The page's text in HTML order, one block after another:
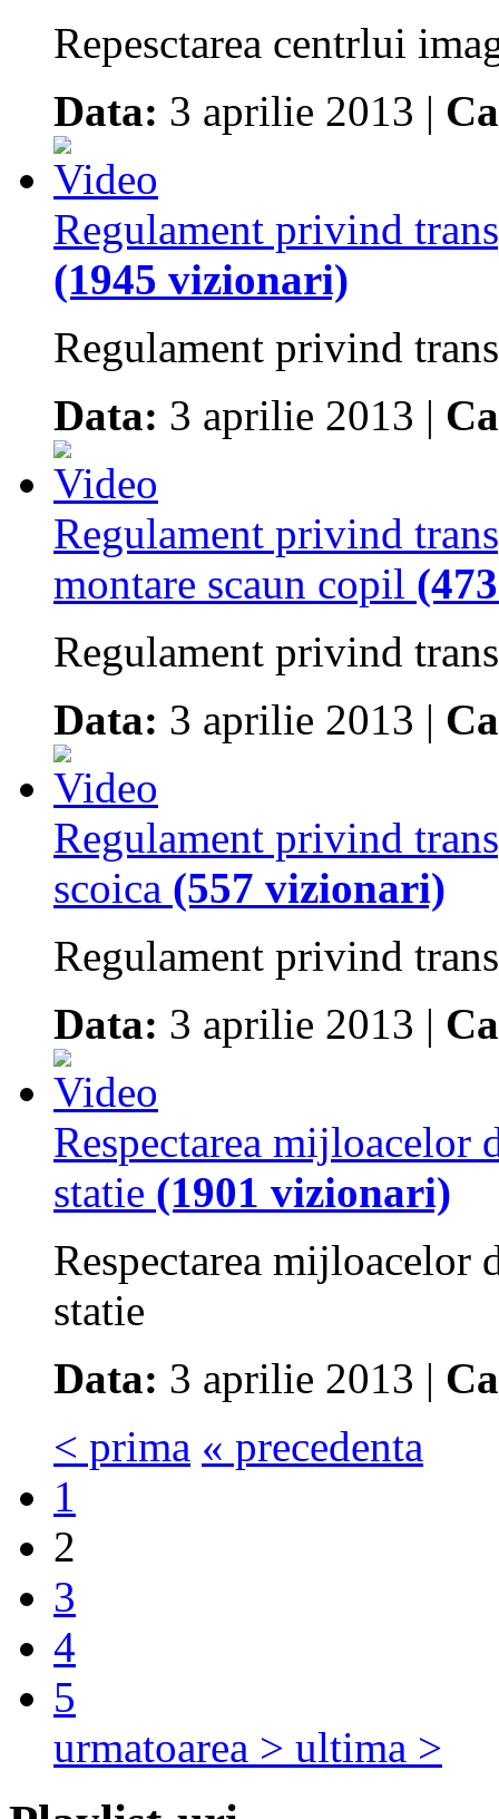
Repesctarea centrlui
Data: 3 aprilie 2013 |
Regulament privind
(1945 vizionari)
Regulament privind
Data: 3 aprilie 2013 |
Regulament privind
montare scaun copil
Regulament privind
Data: 3 aprilie 2013 |
Regulament privind
scoica (557 vizionari)
Regulament privind
Data: 3 aprilie 2013 |
Respectarea mijloacelor
statie (1901 vizionari)
Respectarea mijloacelor
statie
Data: 3 aprilie 2013 |
< prima « precedenta
1
2
3
4
5
urmatoarea > ultima >